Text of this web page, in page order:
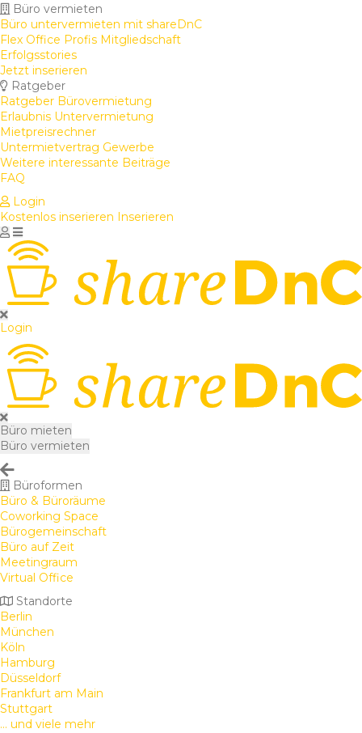
Büro vermieten
Büro untervermieten mit shareDnC
Flex Office Profis Mitgliedschaft
Erfolgsstories
Jetzt inserieren
Ratgeber
Ratgeber Bürovermietung
Erlaubnis Untervermietung
Mietpreisrechner
Untermietvertrag Gewerbe
Weitere interessante Beiträge
FAQ
Login
Kostenlos inserieren Inserieren
Login
Büro mieten
Büro vermieten
Büroformen
Büro & Büroräume
Coworking Space
Bürogemeinschaft
Büro auf Zeit
Meetingraum
Virtual Office
Standorte
Berlin
München
Köln
Hamburg
Düsseldorf
Frankfurt am Main
Stuttgart
... und viele mehr